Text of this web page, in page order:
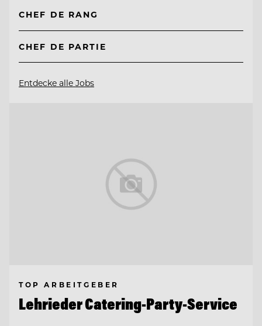
CHEF DE RANG
CHEF DE PARTIE
Entdecke alle Jobs
TOP ARBEITGEBER
Lehrieder Catering-Party-Service